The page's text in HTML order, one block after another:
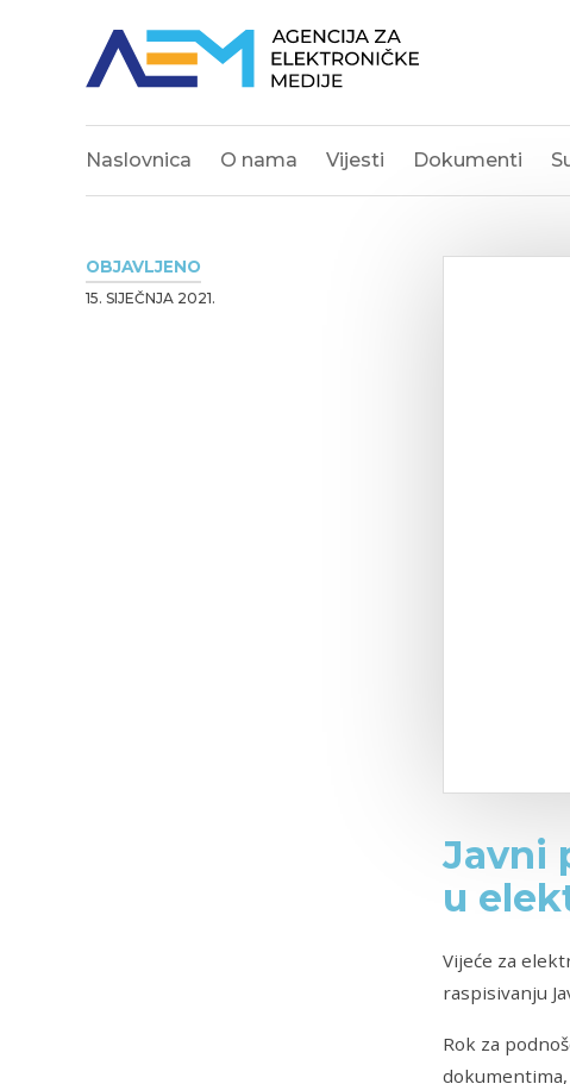
Naslovnica O nama Vijesti Dokumenti
OBJAVLJENO
15. SIJEČNJA 2021.
Javni
u
Vijeće za
raspisivanju
Rok za